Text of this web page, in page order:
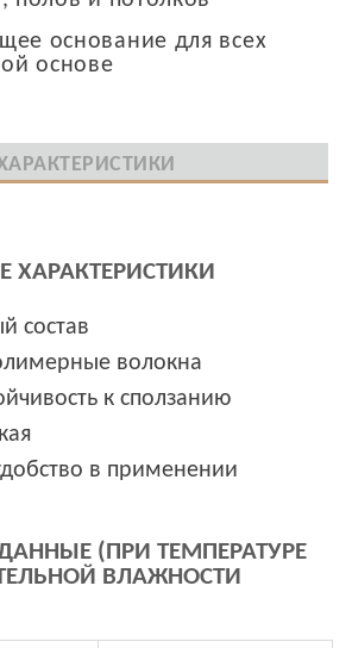
основание для всех
основе
ХАРАКТЕРИСТИКИ
состав
волокна
к сползанию
в применении
(ПРИ ТЕМПЕРАТУРЕ
ВЛАЖНОСТИ